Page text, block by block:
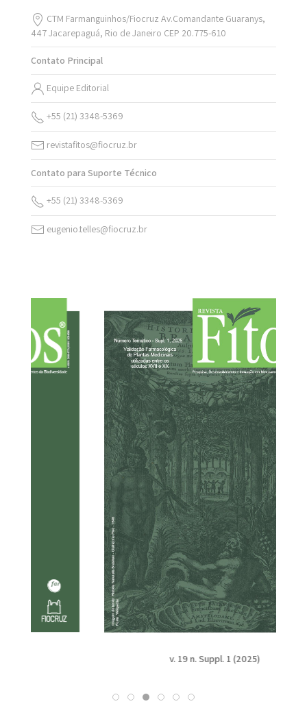
CTM Farmanguinhos/Fiocruz Av.Comandante Guaranys,
447 Jacarepaguá, Rio de Janeiro CEP 20.775-610
Contato Principal
Equipe Editorial
+55 (21) 3348-5369
revistafitos@fiocruz.br
Contato para Suporte Técnico
+55 (21) 3348-5369
eugenio.telles@fiocruz.br
v. 19 n. Suppl. 1 (2025)